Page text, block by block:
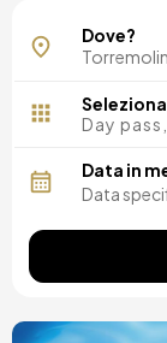
Dove?
Day
Data in